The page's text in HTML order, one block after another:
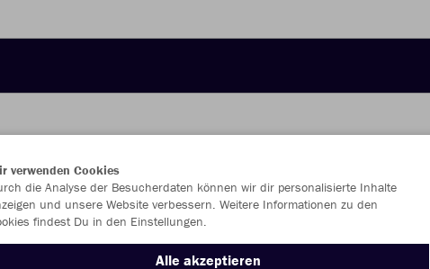
JAKO
verwenden Cookies
die Analyse der Besucherdaten können wir dir personalisierte Inhalte
und unsere Website verbessern. Weitere Informationen zu den
findest Du in den Einstellungen.
Alle akzeptieren